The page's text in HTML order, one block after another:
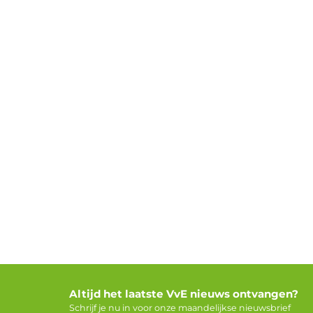
Altijd het laatste VvE nieuws ontvangen?
Schrijf je nu in voor onze maandelijkse nieuwsbrief